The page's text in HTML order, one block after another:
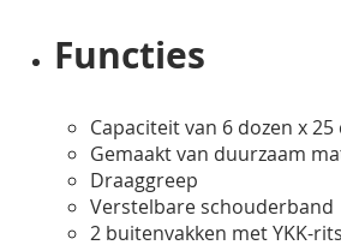
Functies
Capaciteit van 6 dozen x
Gemaakt van duurzaam
Draaggreep
Verstelbare schouderband
2 buitenvakken met YKK-rits